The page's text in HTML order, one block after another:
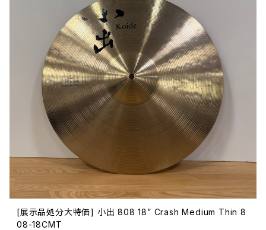
[展示品処分大特価] 小出 808 18” Crash Medium Thin 8
08-18CMT